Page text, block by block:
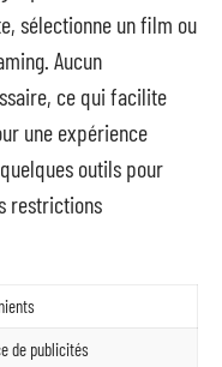
sélectionne un film ou
Aucun
ce qui facilite
une expérience
outils pour
restrictions
de publicités